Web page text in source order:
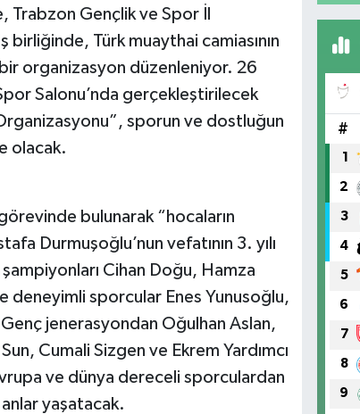
Gençlik ve Spor İl
Türk muaythai camiasının
organizasyon düzenleniyor. 26
Salonu’nda gerçekleştirilecek
sporun ve dostluğun
olacak.
bulunarak “hocaların
Durmuşoğlu’nun vefatının 3. yılı
Cihan Doğu, Hamza
deneyimli sporcular Enes Yunusoğlu,
jenerasyondan Oğulhan Aslan,
Cumali Sizgen ve Ekrem Yardımcı
ve dünya dereceli sporculardan
yaşatacak.
#
1
2
3
4
5
6
7
8
9